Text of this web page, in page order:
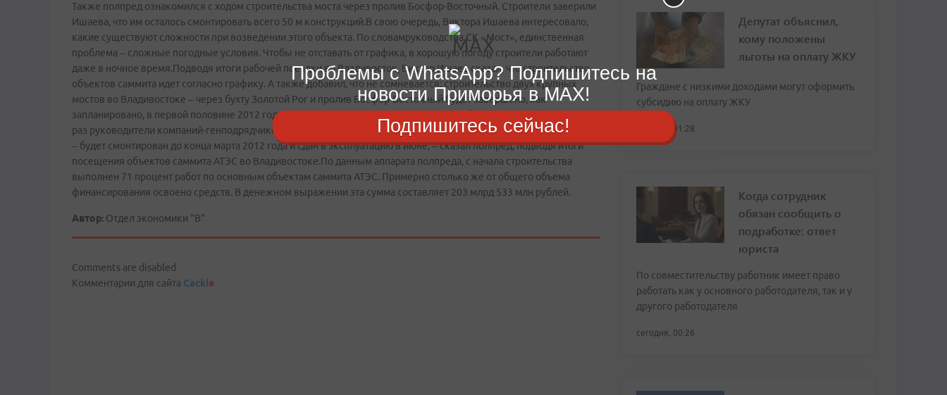
Также полпред ознакомился с ходом строительства моста через пролив Босфор-Восточный. Строители заверили
Ишаева, что им осталось смонтировать всего 50 м конструкций.В свою очередь, Виктора Ишаева интересовало,
какие существуют сложности при возведении этого объекта. По словамруководства СК «Мост», единственная
проблема – сложные погодные условия. Чтобы не отставать от графика, в хорошую погоду строители работают
даже в ночное время.Подводя итоги рабочей поездки во Владивосток, Виктор Ишаев сказал, что строительство
объектов саммита идет согласно графику. А также добавил, что не сомневается: строительство двух крупных
мостов во Владивостоке – через бухту Золотой Рог и пролив Босфор-Восточный будет завершено, как
запланировано, в первой половине 2012 года.– Что касается мостовых переходов, работы идут в графике. Еще
раз руководители компаний-генподрядчиков подтвердили, что основной мост – через пролив Босфор-Восточный
– будет смонтирован до конца марта 2012 года и сдан в эксплуатацию в июне, – сказал полпред, подводя итоги
посещения объектов саммита АТЭС во Владивостоке.По данным аппарата полпреда, с начала строительства
выполнен 71 процент работ по основным объектам саммита АТЭС. Примерно столько же от общего объема
финансирования освоено средств. В денежном выражении эта сумма составляет 203 млрд 533 млн рублей.
Автор: Отдел экономики "В"
Comments are disabled
Комментарии для сайта Cackle
Депутат объяснил,
кому положены
льготы на оплату ЖКУ
Граждане с низкими доходами могут оформить
субсидию на оплату ЖКУ
сегодня, 01:28
Когда сотрудник
обязан сообщить о
подработке: ответ
юриста
По совместительству работник имеет право
работать как у основного работодателя, так и у
другого работодателя
сегодня, 00:26
Проблемы с WhatsApp? Подпишитесь на
новости Приморья в MAX!
Подпишитесь сейчас!